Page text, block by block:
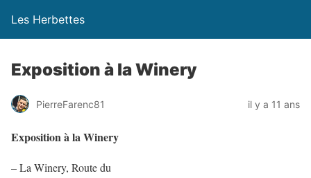
Les Herbettes
Exposition à la Winery
PierreFarenc81 il y a 11 ans
Exposition à la Winery
– La Winery, Route du